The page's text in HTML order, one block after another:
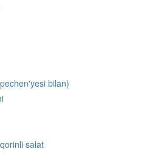
bilan)
salat